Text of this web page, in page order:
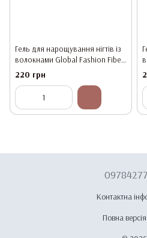
Гель для нарощування нігтів із
волокнами Global Fashion Fiber
Builder Gel #07, 15 г
220 грн
Контактна
Повна